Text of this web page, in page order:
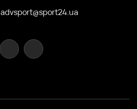
advsport@sport24.ua